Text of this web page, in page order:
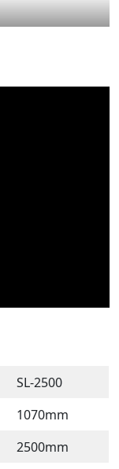
SL-2500
1070mm
2500mm